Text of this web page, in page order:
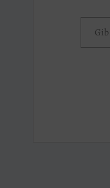
Gib deine E-Mail-Adresse ein ...